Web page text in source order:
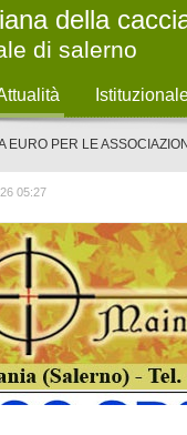
della
di salerno
EURO PER LE
05:27